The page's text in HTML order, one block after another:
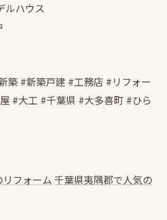
ルハウス
築 #新築戸建 #工務店 #リフォー
#大工 #千葉県 #大多喜町 #ひら
フォーム 千葉県夷隅郡で人気の